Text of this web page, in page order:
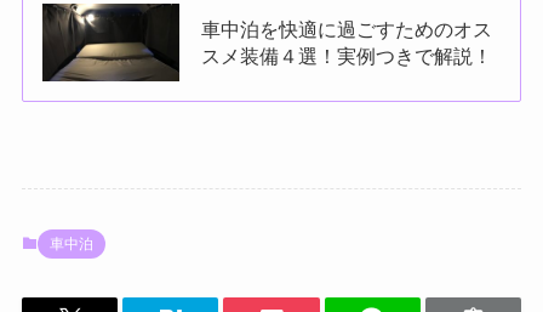
車中泊を快適に過ごすためのオス
スメ装備４選！実例つきで解説！
車中泊